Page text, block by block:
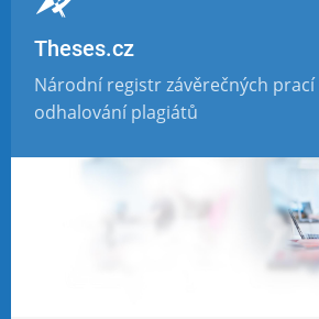
Theses.cz
Národní registr závěrečných
odhalování plagiátů